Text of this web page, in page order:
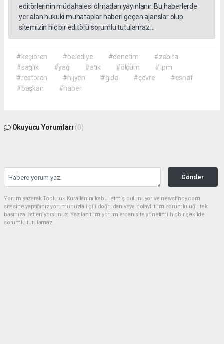
editörlerinin müdahalesi olmadan yayınlanır. Bu haberlerde
yer alan hukuki muhataplar haberi geçen ajanslar olup
sitemizin hiç bir editörü sorumlu tutulamaz...
#keçiören #belediye #denetim
#zabıta
#sağlık
#yağ #atık #ölçüm
#tpm
#restoran
#hijyen #gıda #çevre
#esnaf
#başkan
#haber
Okuyucu Yorumları (0)
Gönder
Yorum yazarak Topluluk Kuralları’nı kabul etmiş bulunuyor ve newsfindy.com
sitesine yaptığınız yorumunuzla ilgili doğrudan veya dolaylı tüm sorumluluğu tek
başınıza üstleniyorsunuz. Yazılan tüm yorumlardan site yönetimi hiçbir şekilde
sorumlu tutulamaz.